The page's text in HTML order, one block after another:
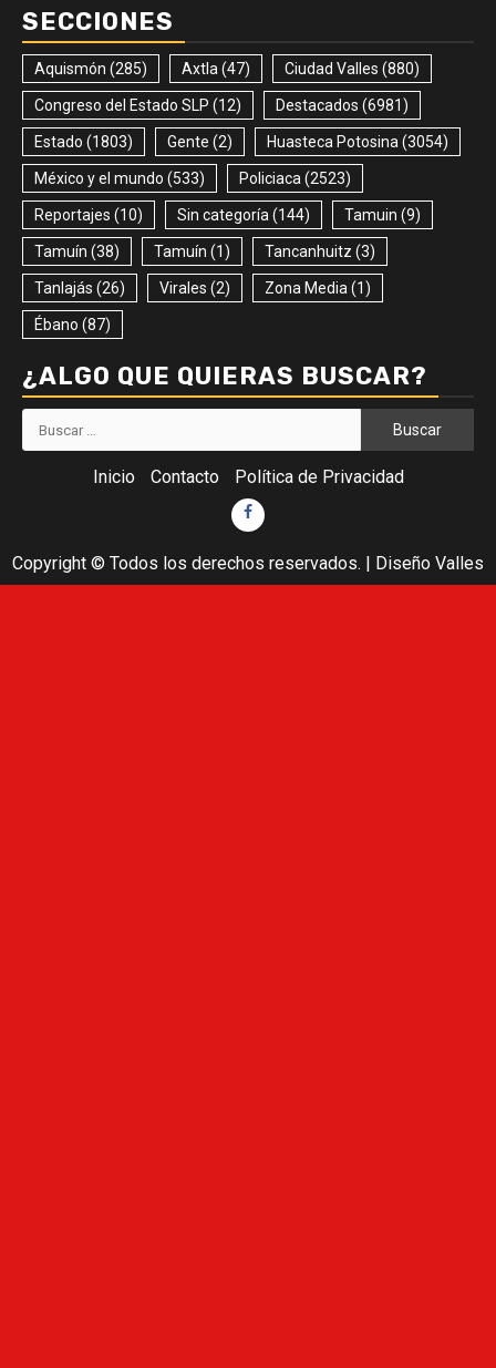
SECCIONES
Aquismón (285) Axtla (47) Ciudad Valles (880)
Congreso del Estado SLP (12) Destacados (6981)
Estado (1803) Gente (2) Huasteca Potosina (3054)
México y el mundo (533) Policiaca (2523)
Reportajes (10) Sin categoría (144) Tamuin (9)
Tamuín (38) Tamuín (1) Tancanhuitz (3)
Tanlajás (26) Virales (2) Zona Media (1)
Ébano (87)
¿ALGO QUE QUIERAS BUSCAR?
Buscar:
Inicio Contacto Política de Privacidad
Facebook
Copyright © Todos los derechos reservados. | Diseño Valles